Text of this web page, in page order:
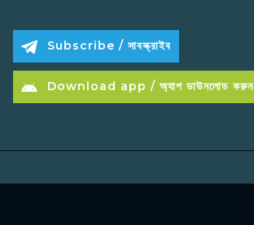
Subscribe / সাবস্ক্রাইব
Download app / অ্যাপ ডাউনলোড করুন